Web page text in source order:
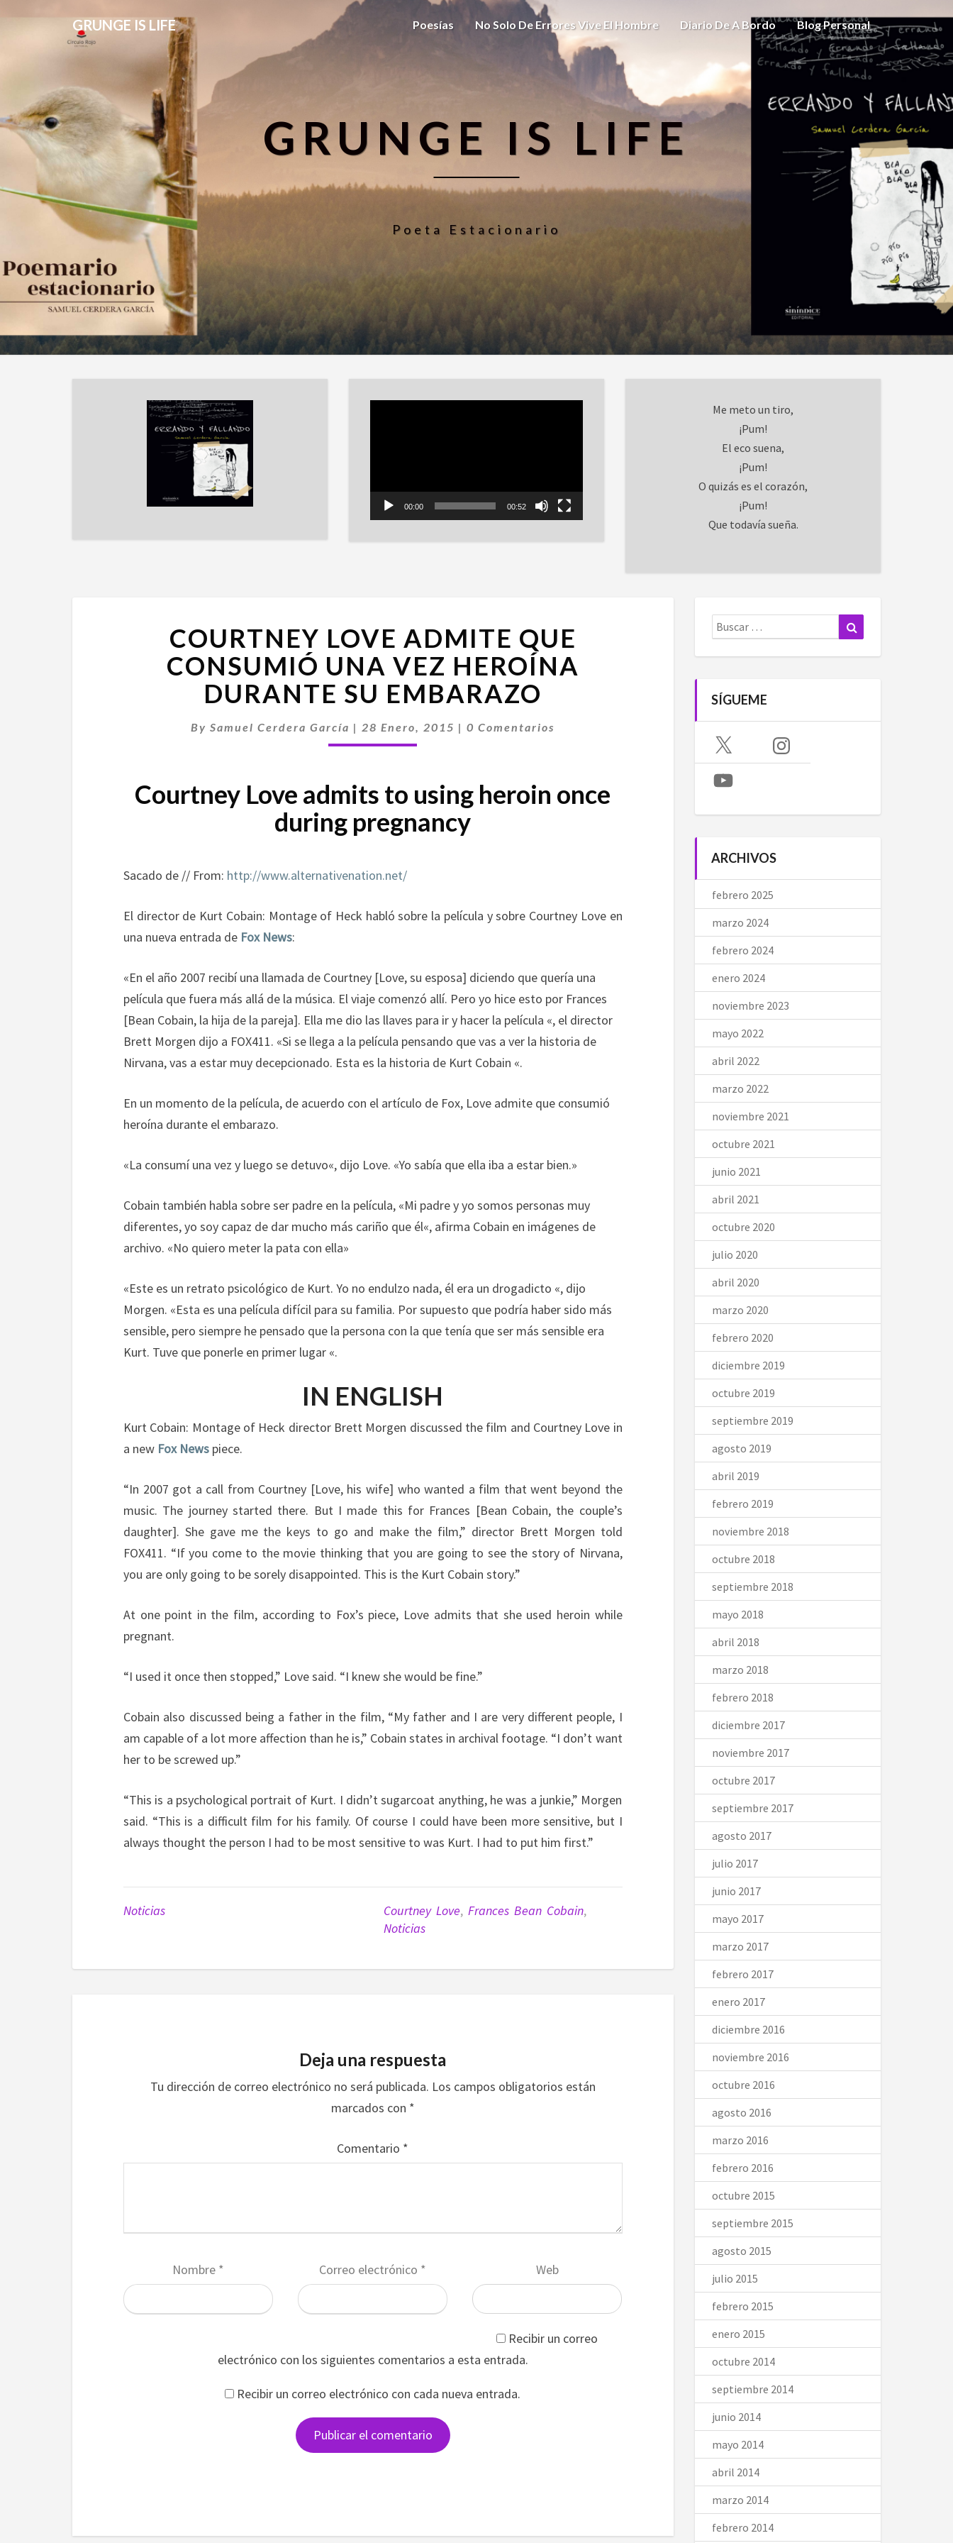
GRUNGE IS LIFE Poesías No Solo De Errores Vive El Hombre Diario De A Bordo Blog Personal
GRUNGE IS LIFE
Poeta Estacionario
00:00 00:52
Me meto un tiro,
¡Pum!
El eco suena,
¡Pum!
O quizás es el corazón,
¡Pum!
Que todavía sueña.
LOVE
ADMITE
QUE
CONSUMIÓ
UNA
VEZ
HEROÍNA
EMBARAZO
COURTNEY LOVE ADMITE QUE
CONSUMIÓ UNA VEZ HEROÍNA
DURANTE SU EMBARAZO
BySamuel Cerdera García | 28 Enero, 2015 |Comentarios
0 Comentarios
Courtney Love admits to using heroin once
during pregnancy
Sacado de // From: http://www.alternativenation.net/
El director de Kurt Cobain: Montage of Heck habló sobre la película ysobre Courtney Love en
una nueva entrada de Fox News:
«En el año 2007 recibí una llamada de Courtney [Love, su esposa] diciendo que quería una
película que fuera más allá de la música. Elviaje comenzó allí. Pero yo hice esto por Frances
[Bean Cobain, la hija de la pareja]. Ella me dio las llaves para iry hacer la película «, el director
Brett Morgen dijo a FOX411. «Si se llega a la película pensando que vas a ver la historia de
Nirvana, vas a estar muy decepcionado. Esta es la historia de Kurt Cobain «.
En un momento de la película, de acuerdo con el artículo de Fox, Love admite que consumió
heroína durante el embarazo.
«La consumíuna vez y luego se detuvo«, dijo Love. «Yo sabía que ella iba a estar bien.»
Cobain también habla sobreser padre en la película, «Mi padrey yo somos personas muy
diferentes, yo soy capaz de dar mucho más cariño que él«, afirma Cobain en imágenes de
archivo. «No quiero meter la pata con ella»
«Este es un retrato psicológico de Kurt. Yo no endulzo nada, él era un drogadicto «, dijo
Morgen. «Esta es una película difícil para su familia. Por supuesto que podría habersido más
sensible, pero siempre he pensado que la persona con la que tenía que ser más sensible era
Kurt. Tuve que ponerle en primer lugar «.
IN ENGLISH
Kurt Cobain: Montage of Heck director Brett Morgen discussed the film and Courtney Love in
a new Fox News piece.
“In 2007 got a call from Courtney [Love, his wife] who wanted a film that went beyond the
music. The journey started there. But I made this for Frances [Bean Cobain, the couple’s
daughter]. She gave me the keys to go and make the film,” director Brett Morgen told
FOX411. “If you come to the movie thinking that you are going to see the story of Nirvana,
you are only going to be sorely disappointed. This is the Kurt Cobain story.”
At one point in the film, according to Fox’s piece, Love admits that she used heroin while
pregnant.
“I used it once then stopped,” Love said. “I knew she would be fine.”
Cobain also discussed being a father in the film, “My father and I are very different people, I
am capable of a lot more affection than he is,” Cobain states in archival footage. “I don’t want
her to be screwed up.”
“This is a psychological portrait of Kurt. I didn’t sugarcoat anything, he was a junkie,” Morgen
said. “This is a difficult film for his family. Of course I could have been more sensitive, but I
always thought the person I had to be most sensitive to was Kurt. I had to put him first.”
Noticias Courtney Love, Frances Bean Cobain,
Noticias
Deja una respuesta
Tu dirección de correo electrónico no será publicada. Los campos obligatorios están
marcados con *
Comentario *
Nombre * Correo electrónico * Web
Recibir un correo
electrónico con los siguientes comentarios a esta entrada.
Recibir un correo electrónico con cada nueva entrada.
Buscar:
SÍGUEME
X Instagram
YouTube
ARCHIVOS
febrero 2025
marzo 2024
febrero 2024
enero 2024
noviembre 2023
mayo 2022
abril 2022
marzo 2022
noviembre 2021
octubre 2021
junio 2021
abril 2021
octubre 2020
julio 2020
abril 2020
marzo 2020
febrero 2020
diciembre 2019
octubre 2019
septiembre 2019
agosto 2019
abril 2019
febrero 2019
noviembre 2018
octubre 2018
septiembre 2018
mayo 2018
abril 2018
marzo 2018
febrero 2018
diciembre 2017
noviembre 2017
octubre 2017
septiembre 2017
agosto 2017
julio 2017
junio 2017
mayo 2017
marzo 2017
febrero 2017
enero 2017
diciembre 2016
noviembre 2016
octubre 2016
agosto 2016
marzo 2016
febrero 2016
octubre 2015
septiembre 2015
agosto 2015
julio 2015
febrero 2015
enero 2015
octubre 2014
septiembre 2014
junio 2014
mayo 2014
abril 2014
marzo 2014
febrero 2014